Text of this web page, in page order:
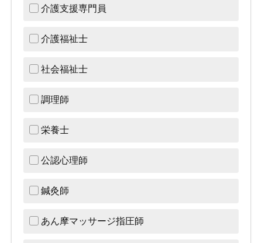
介護支援専門員
介護福祉士
社会福祉士
調理師
栄養士
公認心理師
鍼灸師
あん摩マッサージ指圧師